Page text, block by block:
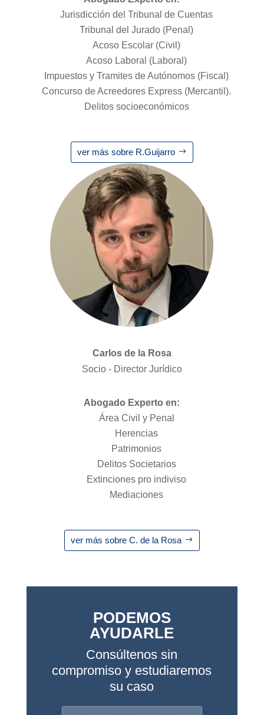
Jurisdicción del Tribunal de Cuentas
Tribunal del Jurado (Penal)
Acoso Escolar (Civil)
Acoso Laboral (Laboral)
Impuestos y Tramites de Autónomos (Fiscal)
Concurso de Acreedores Express (Mercantil).
Delitos socioeconómicos
ver más sobre R.Guijarro
Carlos de la Rosa
Socio - Director Jurídico
Abogado Experto en:
Área Civil y Penal
Herencias
Patrimonios
Delitos Societarios
Extinciones pro indiviso
Mediaciones
ver más sobre C. de la Rosa
PODEMOS
AYUDARLE
Consúltenos sin
compromiso y estudiaremos
su caso